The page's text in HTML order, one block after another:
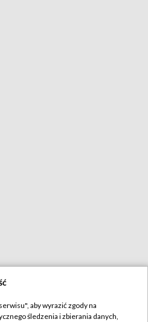
aby wyrazić zgody na
śledzenia i zbierania danych,